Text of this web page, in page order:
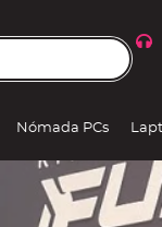
Nómada PCs